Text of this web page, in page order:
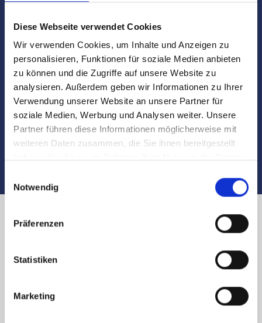
Diese Webseite verwendet Cookies
Wir verwenden Cookies, um Inhalte und Anzeigen zu
personalisieren, Funktionen für soziale Medien anbieten
zu können und die Zugriffe auf unsere Website zu
analysieren. Außerdem geben wir Informationen zu Ihrer
Verwendung unserer Website an unsere Partner für
soziale Medien, Werbung und Analysen weiter. Unsere
Partner führen diese Informationen möglicherweise mit
weiteren Daten zusammen, die Sie ihnen bereitgestellt
Notwendig
Präferenzen
Statistiken
Marketing
Marktdaten
Besichtigungen
Begleitung und Unterstützung bei der Objekt-
Übergabe
Auch nach dem Verkauf sind wir für Sie da
Immobilienverkauf in Nürnberg
Karl-Pschigode-Platz und